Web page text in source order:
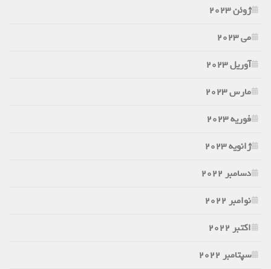
ژوئن 2023
می 2023
آوریل 2023
مارس 2023
فوریه 2023
ژانویه 2023
دسامبر 2022
نوامبر 2022
اکتبر 2022
سپتامبر 2022